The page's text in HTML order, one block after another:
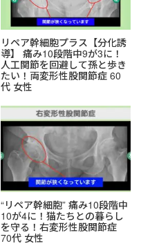
リペア幹細胞プラス【分化誘
導】 痛み10段階中9が3に！
人工関節を回避して孫と歩き
たい！両変形性股関節症 60
代 女性
“リペア幹細胞” 痛み10段階中
10が4に！猫たちとの暮らし
を守る！右変形性股関節症
70代 女性